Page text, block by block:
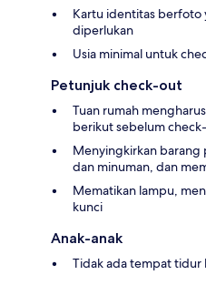
Kartu identitas
diperlukan
Usia minimal untuk
Petunjuk check-out
Tuan rumah
berikut sebelum
Menyingkirkan barang
dan minuman, dan
Mematikan lampu,
kunci
Anak-anak
Tidak ada tempat tidur